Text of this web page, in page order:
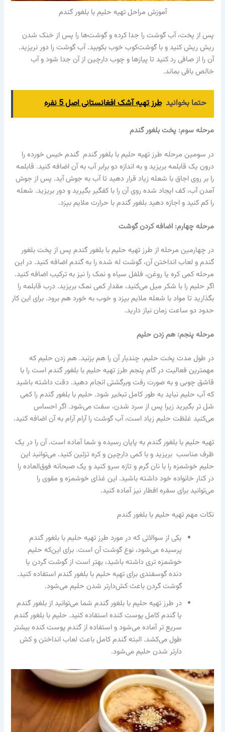
آموزش مراحل تهیه حلیم با بلغور گندم
پس از پخت، آب گوشت را جدا کرده و گوشت‌ها را پس از خنک شدن
ریش ریش کنید و با گوشت‌کوب خوب بکوبید. آب گوشت را دور نریزید.
آن را از صافی رد کنید تا پیازها و چوب دارچین از آن جدا شود و آب
خالص باقی بماند.
حتما بخوانید طرز تهیه آشک افغانستانی اصل 5 نفره
مرحله سوم: پخت بلغور گندم
در سومین مرحله طرز تهیه حلیم با بلغور گندم گندم خیس خورده را
درون یک قابلمه بریزید و به اندازه دو برابر آب به آن اضافه کنید. قابلمه
را بر روی اجاق با شعله زیاد قرار دهید تا آب به جوش آید. پس از جوش
آمدن آب، کف ایجاد شده روی آن را با کفگیر بگیرید و دور بریزید. شعله
را کم کنید و اجازه دهید بلغور گندم با حرارت ملایم بپزد.
مرحله چهارم: اضافه کردن گوشت
در چهارمین مرحله از طرز تهیه حلیم با بلغور گندم پس از پخت بلغور
گندم و لعاب انداختن آن، گوشت له شده را به گندم اضافه کنید. در این
مرحله کمی کره یا روغن، فلفل سیاه و نمک را نیز به ترکیب اضافه کنید.
اگر حلیم را با شکر میل می‌کنید، مقدار کمی نمک بریزید. درب قابلمه را
بگذارید تا مواد با شعله ملایم بپزد و خوب به خورد هم برود. برای این کار
حدود دو ساعت زمان نیاز دارید.
مرحله پنجم: هم زدن حلیم
در طول مدت پخت حلیم، چندبار آن را هم بزنید. هم زدن حلیم که
مهمترین فعالیت در گام پنجم طرز تهیه حلیم با بلغور گندم است را با
قاشق چوبی و به صورت رفت‌ وبرگشتی انجام دهید. دقت داشته باشید
که آب حلیم نباید به طور کامل تبخیر شود. حلیم با بلغور گندم را کمی
شل‌ تر بگیرید زیرا پس از سرد شدن، سفت می‌شود. اگر احساس
می‌کنید غلظت حلیم زیاد است، آب گوشت را آرام آرام به آن اضافه کنید.
تهیه حلیم با بلغور گندم به پایان رسیده و شما آماده است. آن را در یک
ظرف مناسب بریزید و با کمی دارچین و کره تزئین کنید. می‌توانید این
حلیم خوشمزه را با نان گرم و تازه سرو کنید و یک صبحانه فوق‌العاده را
در کنار خانواده خود داشته باشید. این غذای خوشمزه و مقوی را
می‌توانید برای سفره افطار نیز آماده کنید.
نکات مهم تهیه حلیم با بلغور گندم
یکی از سوالاتی که در مورد طرز تهیه حلیم با بلغور گندم
پرسیده می‌شود، نوع گوشت آن است. برای این‌که حلیم
خوشمزه تری داشته باشید، بهتر است از گوشت گردن یا
دنده گوسفندی برای تهیه حلیم با بلغور گندم استفاده کنید.
گوشت گردن باعث کش‌دارتر شدن حلیم می‌شود.
در طرز تهیه حلیم با بلغور گندم شما می‌توانید از بلغور گندم
یا گندم کامل پوست کنده استفاده کنید. حلیم با بلغور گندم
سریع‌ تر آماده می‌شود و استفاده از گندم پوست کنده بیشتر
طول می‌کشد. البته گندم کامل باعث لعاب انداختن و کش
دارتر شدن حلیم می‌شود.